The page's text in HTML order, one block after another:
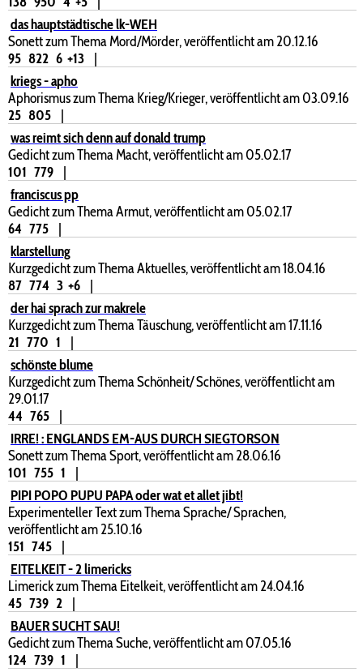
das hauptstädtische lk-WEH
Sonett zum Thema Mord/Mörder, veröffentlicht am 20.12.16
95 822 6 +13
|
kriegs - apho
Aphorismus zum Thema Krieg/Krieger, veröffentlicht am 03.09.16
25 805
|
was reimt sich denn auf donald trump
Gedicht zum Thema Macht, veröffentlicht am 05.02.17
101 779
|
franciscus pp
Gedicht zum Thema Armut, veröffentlicht am 05.02.17
64 775
|
klarstellung
Kurzgedicht zum Thema Aktuelles, veröffentlicht am 18.04.16
87 774 3 +6
|
der hai sprach zur makrele
Kurzgedicht zum Thema Täuschung, veröffentlicht am 17.11.16
21 770 1
|
schönste blume
Kurzgedicht zum Thema Schönheit/ Schönes, veröffentlicht am
29.01.17
44 765
|
IRRE! : ENGLANDS EM-AUS DURCH SIEGTORSON
Sonett zum Thema Sport, veröffentlicht am 28.06.16
101 755 1
|
PIPI POPO PUPU PAPA oder wat et allet jibt!
Experimenteller Text zum Thema Sprache/ Sprachen,
veröffentlicht am 25.10.16
151 745
|
EITELKEIT - 2 limericks
Limerick zum Thema Eitelkeit, veröffentlicht am 24.04.16
45 739 2
|
BAUER SUCHT SAU!
Gedicht zum Thema Suche, veröffentlicht am 07.05.16
124 739 1
|